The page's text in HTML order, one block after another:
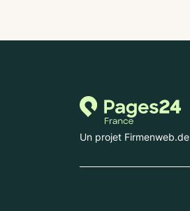
Un projet Firmenweb.de